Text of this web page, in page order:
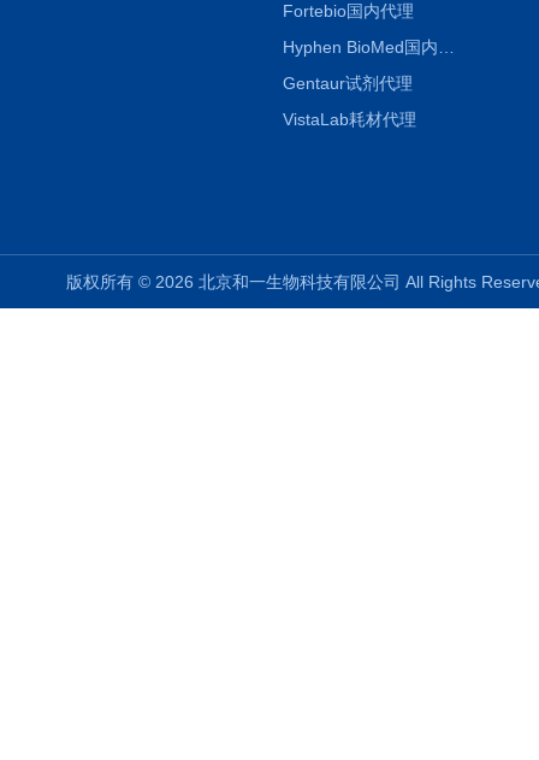
Fortebio国内代理
Gentaur试剂代理
VistaLab耗材代理
版权所有 © 2026 北京和一生物科技有限公司 All Rights